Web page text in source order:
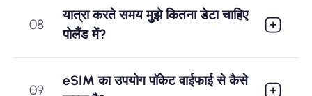
08
यात्रा करते समय मुझे कितना डेटा चाहिए
पोलैंड में?
09
eSIM का उपयोग पॉकेट वाईफाई से कैसे